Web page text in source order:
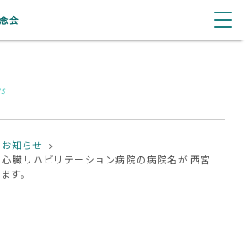
お知らせ
臓リハビリテーション病院の病院名が 西宮
す。